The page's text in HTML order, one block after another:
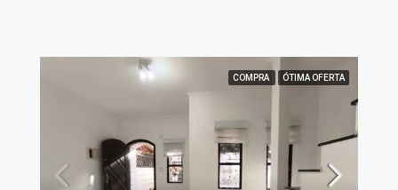
COMPRA ÓTIMA OFERTA